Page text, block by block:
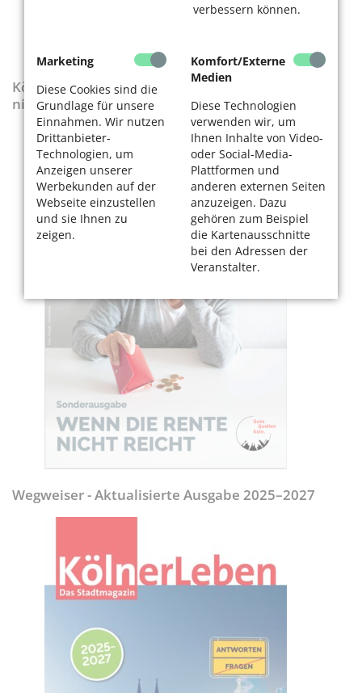
verbessern können.
Marketing
Diese Cookies sind die
Grundlage für unsere
Einnahmen. Wir nutzen
Drittanbieter-
Technologien, um
Anzeigen unserer
Werbekunden auf der
Webseite einzustellen
und sie Ihnen zu
zeigen.
Komfort/Externe
Medien
Diese Technologien
verwenden wir, um
Ihnen Inhalte von Video-
oder Social-Media-
Plattformen und
anderen externen Seiten
anzuzeigen. Dazu
gehören zum Beispiel
die Kartenausschnitte
bei den Adressen der
Veranstalter.
KölnerLeben-Sonderausgabe „Wenn die Rente
nicht reicht“
Wegweiser - Aktualisierte Ausgabe 2025–2027